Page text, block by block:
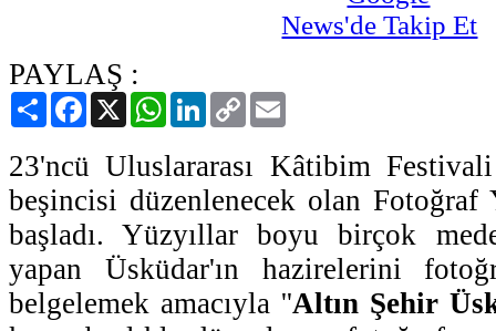
PAYLAŞ :
PaylaşFacebook
X WhatsAppLinkedIn
Copy
Link
23'ncü Uluslararası Kâtibim
beşincisi düzenlenecek olan Fotoğraf
başladı. Yüzyıllar boyu birçok
yapan Üsküdar'ın hazirelerini
belgelemek amacıyla ''Altın Şehir